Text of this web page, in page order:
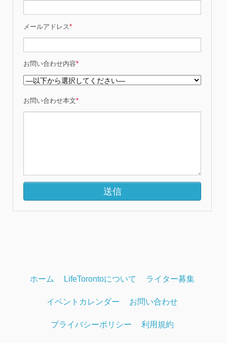
メールアドレス*
お問い合わせ内容*
お問い合わせ本文*
ホーム LifeTorontoについて ライター募集
イベントカレンダー お問い合わせ
プライバシーポリシー 利用規約